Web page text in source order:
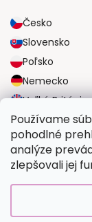
Používame
pohodlné
analýze
zlepšovali jej
Česko
Slovensko
Poľsko
Nemecko
Veľká Británia
SPOĽAHLIVÉ
BEZPEČNÉ